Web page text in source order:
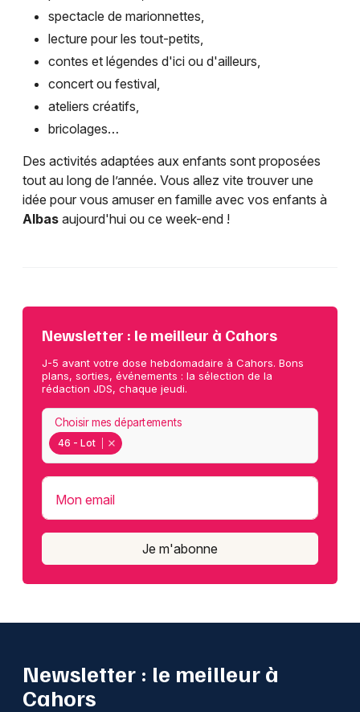
spectacle de marionnettes,
lecture pour les tout-petits,
contes et légendes d'ici ou d'ailleurs,
concert ou festival,
ateliers créatifs,
bricolages…
Des activités adaptées aux enfants sont proposées
tout au long de l’année. Vous allez vite trouver une
idée pour vous amuser en famille avec vos enfants à
Albas aujourd'hui ou ce week-end !
Newsletter : le meilleur à Cahors
J-5 avant votre dose hebdomadaire à Cahors. Bons
plans, sorties, événements : la sélection de la
rédaction JDS, chaque jeudi.
46 - Lot
Choisir mes départements
Mon email
Je m'abonne
Newsletter : le meilleur à
Cahors